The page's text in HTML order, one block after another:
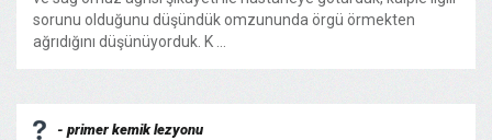
sorunu olduğunu düşündük omzununda örgü örmekten
ağrıdığını düşünüyorduk. K ...
- primer kemik lezyonu